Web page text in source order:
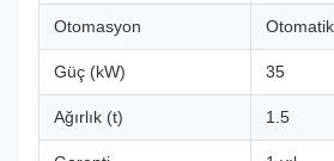
Otomasyon Otomatik
Güç (kW) 35
Ağırlık (t) 1.5